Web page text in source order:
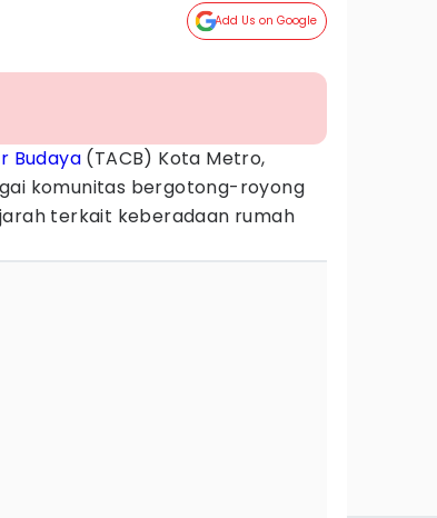
Add Us on Google
Budaya (TACB) Kota Metro,
komunitas bergotong-royong
terkait keberadaan rumah